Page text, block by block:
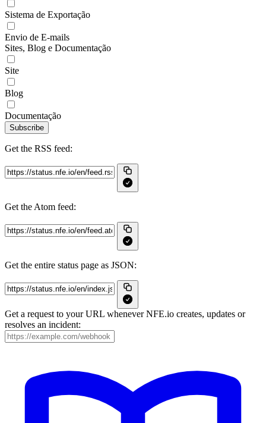
Sistema de Exportação
Envio de E-mails
Sites, Blog e Documentação
Site
Blog
Documentação
Subscribe
Get the RSS feed:
Get the Atom feed:
Get the entire status page as JSON:
Get a request to your URL whenever NFE.io creates, updates or
resolves an incident: